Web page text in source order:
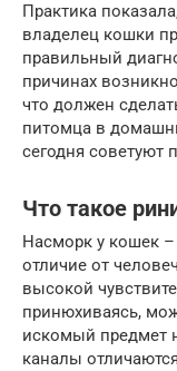
Практика
владелец кошки
правильный
причинах
что должен
питомца в
сегодня советуют
Что такое
Насморк у кошек
отличие от
высокой
принюхиваясь,
искомый предмет
каналы